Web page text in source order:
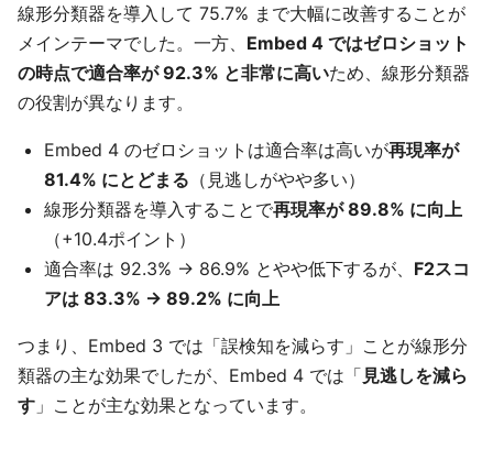
線形分類器を導入して 75.7% まで大幅に改善することが
メインテーマでした。一方、 Embed 4 ではゼロショット
の時点で適合率が 92.3% と非常に高いため、線形分類器
の役割が異なります。
Embed 4 のゼロショットは適合率は高いが再現率が
81.4% にとどまる （見逃しがやや多い）
線形分類器を導入することで再現率が 89.8% に向上
（+10.4ポイント）
適合率は 92.3% → 86.9% とやや低下するが、 F2スコ
アは 83.3% → 89.2% に向上
つまり、Embed 3 では「誤検知を減らす」ことが線形分
類器の主な効果でしたが、Embed 4 では「 見逃しを減ら
す 」ことが主な効果となっています。